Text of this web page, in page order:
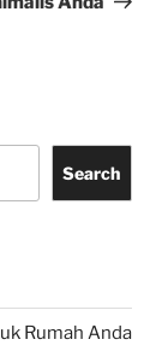
Search
Rumah Anda